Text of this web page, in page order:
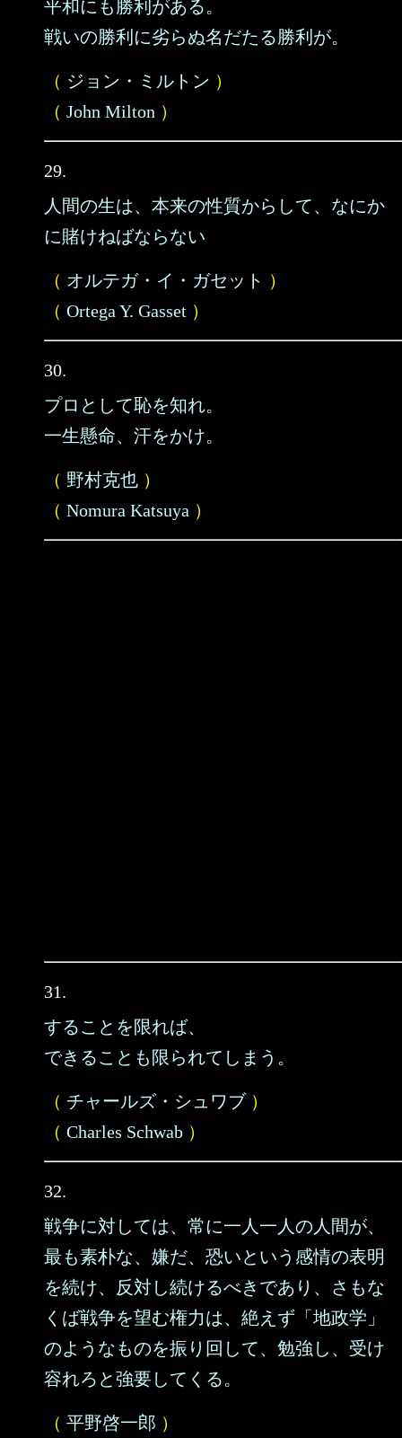
平和にも勝利がある。
戦いの勝利に劣らぬ名だたる勝利が。
（ ジョン・ミルトン ）
（ John Milton ）
29.
人間の生は、本来の性質からして、なにか
に賭けねばならない
（ オルテガ・イ・ガセット ）
（ Ortega Y. Gasset ）
30.
プロとして恥を知れ。
一生懸命、汗をかけ。
（ 野村克也 ）
（ Nomura Katsuya ）
31.
することを限れば、
できることも限られてしまう。
（ チャールズ・シュワブ）
（ Charles Schwab ）
32.
戦争に対しては、常に一人一人の人間が、
最も素朴な、嫌だ、恐いという感情の表明
を続け、反対し続けるべきであり、さもな
くば戦争を望む権力は、絶えず「地政学」
のようなものを振り回して、勉強し、受け
容れろと強要してくる。
（ 平野啓一郎 ）